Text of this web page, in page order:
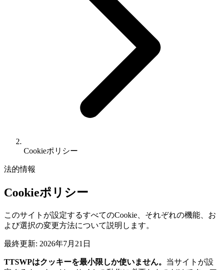
Cookieポリシー
法的情報
Cookieポリシー
このサイトが設定するすべてのCookie、それぞれの機能、お
よび選択の変更方法について説明します。
最終更新: 2026年7月21日
TTSWPはクッキーを最小限しか使いません。 当サイトが設